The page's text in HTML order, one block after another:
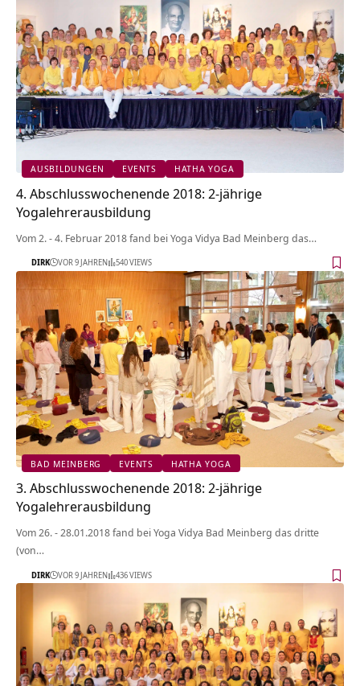
AUSBILDUNGEN EVENTS HATHA YOGA
4. Abschlusswochenende 2018: 2-jährige
Yogalehrerausbildung
Vom 2. - 4. Februar 2018 fand bei Yoga Vidya Bad Meinberg das…
DIRK VOR 9 JAHREN 540 VIEWS
BAD MEINBERG EVENTS HATHA YOGA
3. Abschlusswochenende 2018: 2-jährige
Yogalehrerausbildung
Vom 26. - 28.01.2018 fand bei Yoga Vidya Bad Meinberg das dritte
(von…
DIRK VOR 9 JAHREN 436 VIEWS